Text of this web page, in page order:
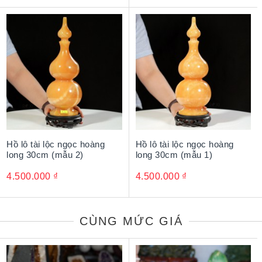
Hồ lô tài lộc ngọc hoàng
long 30cm (mẫu 2)
4.500.000 ₫
Hồ lô tài lộc ngọc hoàng
long 30cm (mẫu 1)
4.500.000 ₫
CÙNG MỨC GIÁ